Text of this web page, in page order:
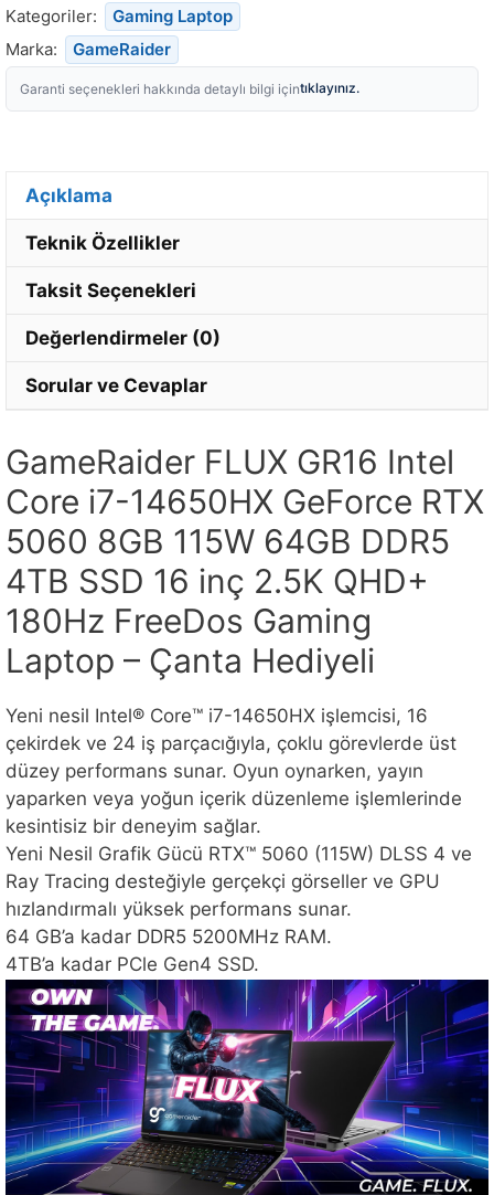
Kategoriler:
Gaming Laptop
Marka:
GameRaider
Garanti seçenekleri hakkında detaylı bilgi içintıklayınız.
Açıklama
Teknik Özellikler
Taksit Seçenekleri
Değerlendirmeler (0)
Sorular ve Cevaplar
GameRaider FLUX GR16 Intel
Core i7-14650HX GeForce RTX
5060 8GB 115W 64GB DDR5
4TB SSD 16 inç 2.5K QHD+
180Hz FreeDos Gaming
Laptop – Çanta Hediyeli
Yeni nesil Intel® Core™ i7-14650HX işlemcisi, 16
çekirdek ve 24 iş parçacığıyla, çoklu görevlerde üst
düzey performans sunar. Oyun oynarken, yayın
yaparken veya yoğun içerik düzenleme işlemlerinde
kesintisiz bir deneyim sağlar.
Yeni Nesil Grafik Gücü RTX™ 5060 (115W) DLSS 4 ve
Ray Tracing desteğiyle gerçekçi görseller ve GPU
hızlandırmalı yüksek performans sunar.
64 GB’a kadar DDR5 5200MHz RAM.
4TB’a kadar PCle Gen4 SSD.